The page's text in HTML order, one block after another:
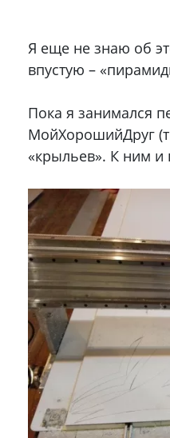
Я еще не знаю об
впустую –
Пока я занимался
МойХорошийДруг
«крыльев». К ним и